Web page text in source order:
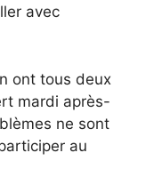
avec
ont tous deux
mardi après-
ne sont
au